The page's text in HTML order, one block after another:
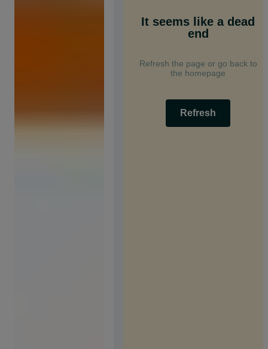
It seems like a dead
end
Refresh the page or go back to
the homepage
Refresh